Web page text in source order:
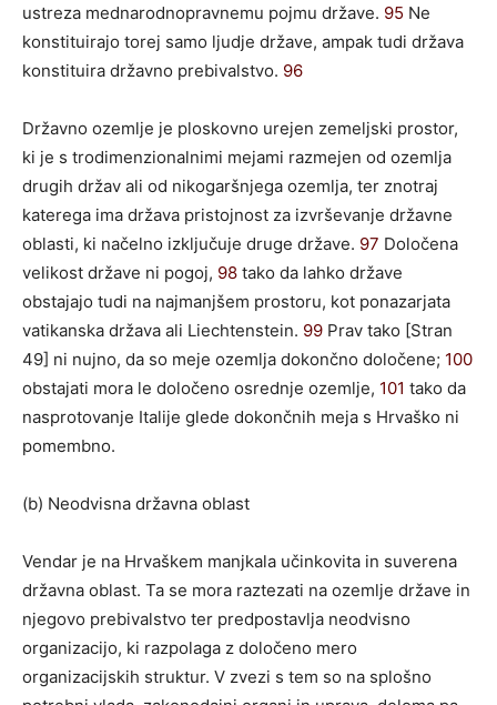
ustreza mednarodnopravnemu pojmu države. 95 Ne
konstituirajo torej samo ljudje države, ampak tudi država
konstituira državno prebivalstvo. 96
Državno ozemlje je ploskovno urejen zemeljski prostor,
ki je s trodimenzionalnimi mejami razmejen od ozemlja
drugih držav ali od nikogaršnjega ozemlja, ter znotraj
katerega ima država pristojnost za izvrševanje državne
oblasti, ki načelno izključuje druge države. 97 Določena
velikost države ni pogoj, 98 tako da lahko države
obstajajo tudi na najmanjšem prostoru, kot ponazarjata
vatikanska država ali Liechtenstein. 99 Prav tako [Stran
49] ni nujno, da so meje ozemlja dokončno določene; 100
obstajati mora le določeno osrednje ozemlje, 101 tako da
nasprotovanje Italije glede dokončnih meja s Hrvaško ni
pomembno.
(b) Neodvisna državna oblast
Vendar je na Hrvaškem manjkala učinkovita in suverena
državna oblast. Ta se mora raztezati na ozemlje države in
njegovo prebivalstvo ter predpostavlja neodvisno
organizacijo, ki razpolaga z določeno mero
organizacijskih struktur. V zvezi s tem so na splošno